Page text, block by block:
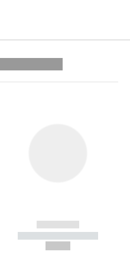
------------
----------- -----------